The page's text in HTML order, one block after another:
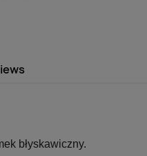
błyskawiczny.